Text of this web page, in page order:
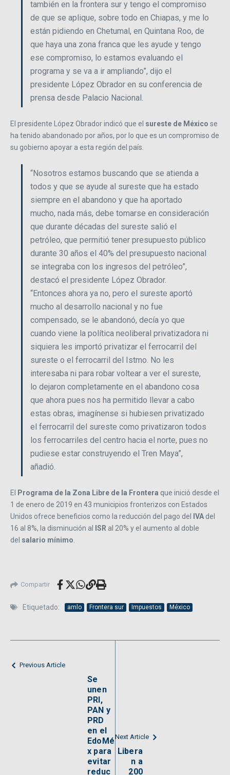
también en la frontera sur y tengo el compromiso
de que se aplique, sobre todo en Chiapas, y me lo
están pidiendo en Chetumal, en Quintana Roo, de
que haya una zona franca que les ayude y tengo
ese compromiso, lo estamos evaluando el
programa y se va a ir ampliando”, dijo el
presidente López Obrador en su conferencia de
prensa desde Palacio Nacional.
El presidente López Obrador indicó que el sureste de México se
ha tenido abandonado por años, por lo que es un compromiso de
su gobierno apoyar a esta región del país.
“Nosotros estamos buscando que se atienda a
todos y que se ayude al sureste que ha estado
siempre en el abandono y que ha aportado
mucho, nada más, debe tomarse en consideración
que durante décadas del sureste salió el
petróleo, que permitió tener presupuesto público
durante 30 años el 40% del presupuesto nacional
se integraba con los ingresos del petróleo”,
destacó el presidente López Obrador.
“Entonces ahora ya no, pero el sureste aportó
mucho al desarrollo nacional y no fue
compensado, se le abandonó, decía yo que
cuando viene la política neoliberal privatizadora ni
siquiera les importó privatizar el ferrocarril del
sureste o el ferrocarril del Istmo. No les
interesaba ni para robar voltear a ver el sureste,
lo dejaron completamente en el abandono cosa
que ahora pues nos ha permitido llevar a cabo
estas obras, imagínense si hubiesen privatizado
el ferrocarril del sureste como privatizaron todos
los ferrocarriles del centro hacia el norte, pues no
pudiese estar construyendo el Tren Maya”,
añadió.
El Programa de la Zona Libre de la Frontera que inició desde el
1 de enero de 2019 en 43 municipios fronterizos con Estados
Unidos ofrece beneficios como la reducción del pago del
IVA del
16 al 8%, la disminución al
ISR al 20% y el aumento al doble
del salario mínimo.
Compartir
Etiquetado: amlo Frontera sur Impuestos México
Previous Article
Se
unen
PRI,
PAN y
PRD
en el
EdoMé
x para
evitar
reduc
Next Article
Libera
n a
200